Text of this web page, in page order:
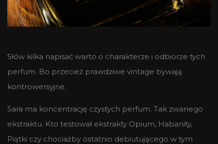
Słów kilka napisać warto o charakterze i odbiorze tych
perfum. Bo przecież prawdziwe vintage bywają
kontrowersyjne.
Sara ma koncentrację czystych perfum. Tak zwanego
ekstraktu. Kto testował ekstrakty Opium, Habanity,
Piątki czy chociażby ostatnio debiutującego w tym